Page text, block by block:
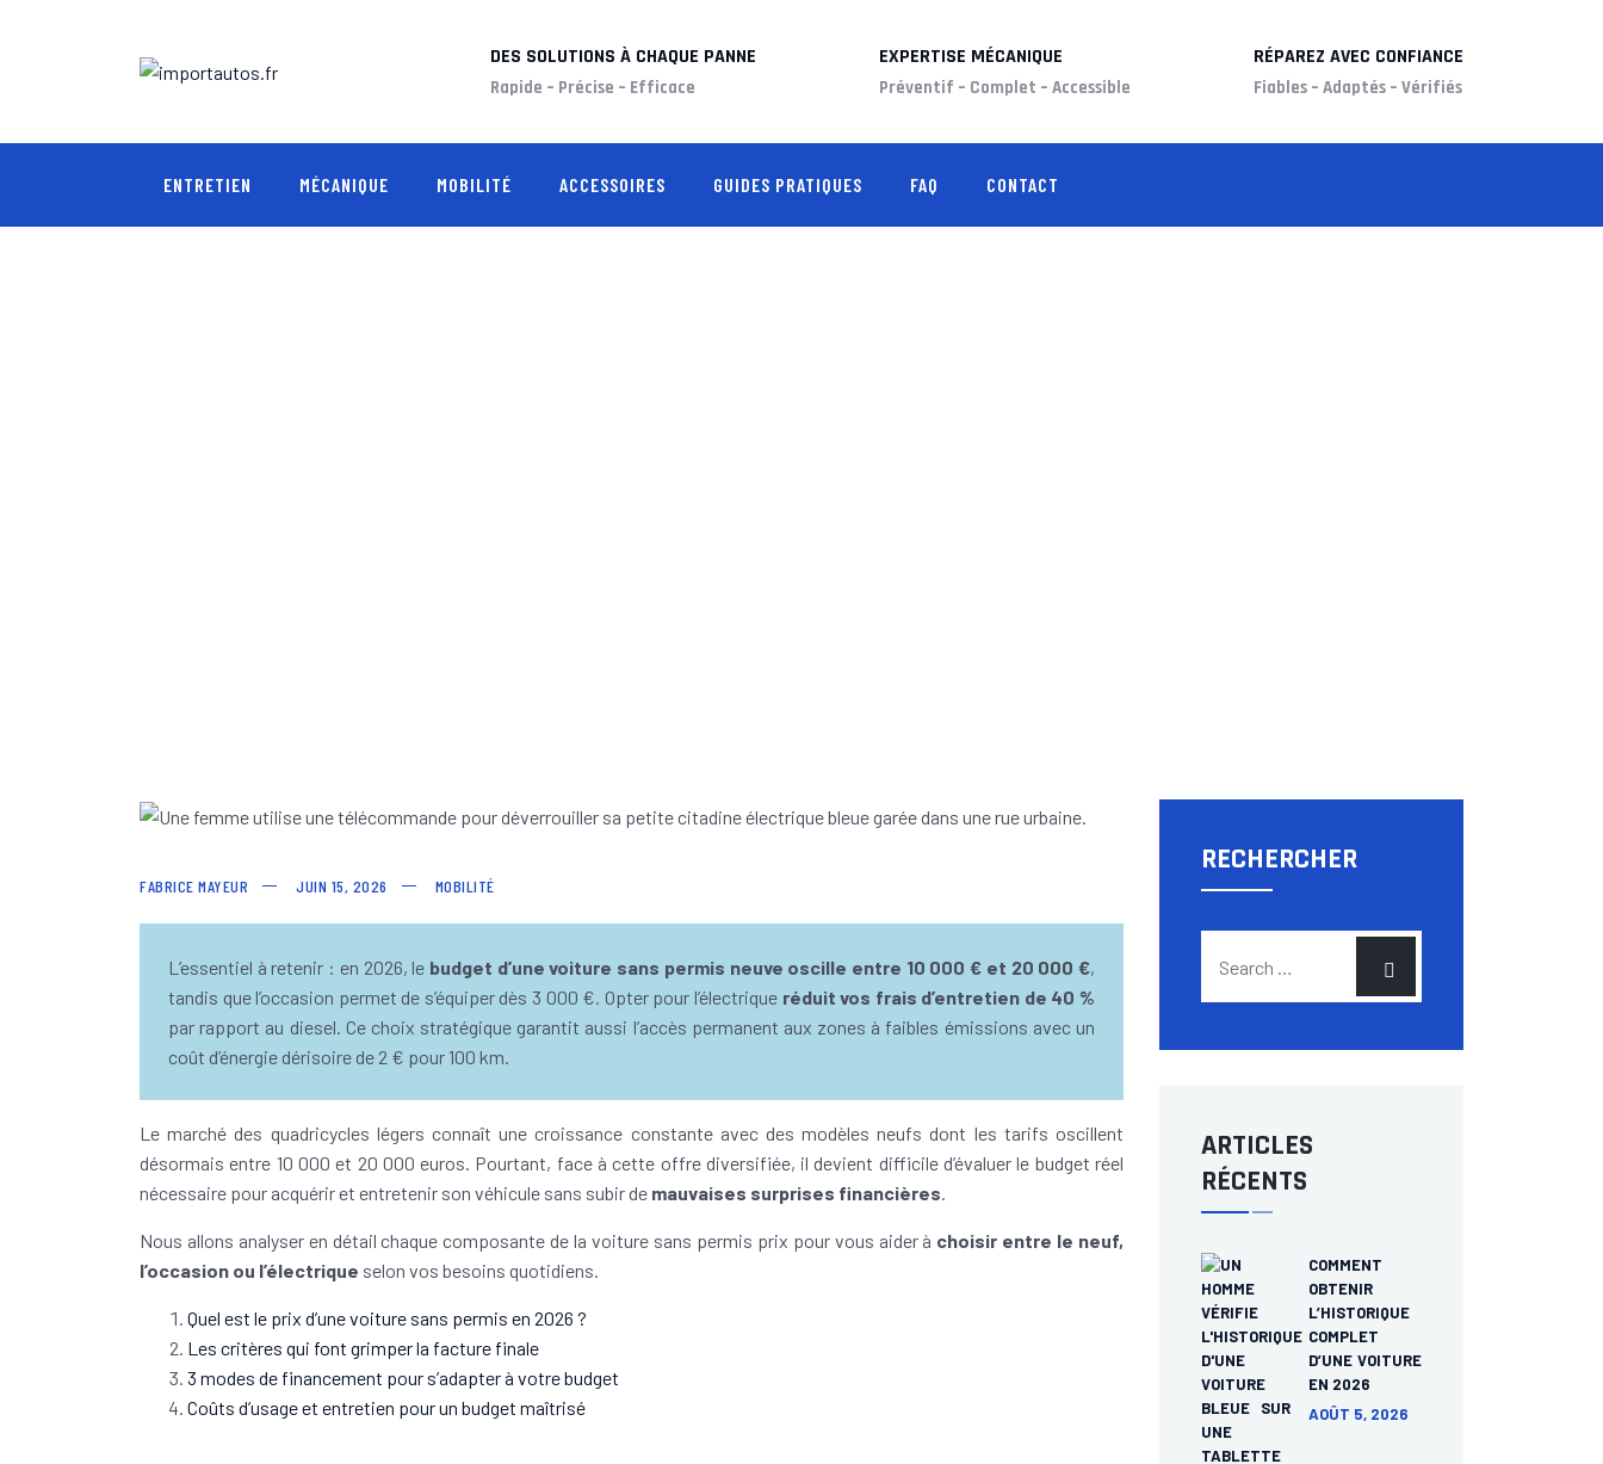
DES SOLUTIONS À CHAQUE PANNE
Rapide – Précise – Efficace
EXPERTISE MÉCANIQUE
Préventif – Complet – Accessible
RÉPAREZ AVEC CONFIANCE
Fiables – Adaptés – Vérifiés
ENTRETIEN MÉCANIQUE MOBILITÉ ACCESSOIRES GUIDES PRATIQUES FAQ CONTACT
FABRICE MAYEUR JUIN 15, 2026 MOBILITÉ
L’essentiel à retenir : en 2026, le budget d’une voiture sans permis neuve oscille entre 10 000 € et 20 000 €,
tandis que l’occasion permet de s’équiper dès 3 000 €. Opter pour l’électrique réduit vos frais d’entretien de 40 %
par rapport au diesel. Ce choix stratégique garantit aussi l’accès permanent aux zones à faibles émissions avec un
coût d’énergie dérisoire de 2 € pour 100 km.
Le marché des quadricycles légers connaît une croissance constante avec des modèles neufs dont les tarifs oscillent
désormais entre 10 000 et 20 000 euros. Pourtant, face à cette offre diversifiée, il devient difficile d’évaluer le budget réel
nécessaire pour acquérir et entretenir son véhicule sans subir de mauvaises surprises financières.
Nous allons analyser en détail chaque composante de la voiture sans permis prix pour vous aider à choisir entre le neuf,
l’occasion ou l’électrique selon vos besoins quotidiens.
Quel est le prix d’une voiture sans permis en 2026 ?
Les critères qui font grimper la facture finale
3 modes de financement pour s’adapter à votre budget
Coûts d’usage et entretien pour un budget maîtrisé
RECHERCHER
ARTICLES
RÉCENTS
COMMENT
OBTENIR
L’HISTORIQUE
COMPLET
D’UNE VOITURE
EN 2026
AOÛT 5, 2026